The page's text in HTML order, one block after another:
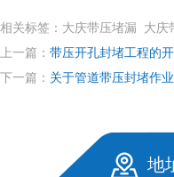
相关标签：大庆带压堵漏 大
上一篇： 带压开孔封堵工程的
下一篇： 关于管道带压封堵作
地